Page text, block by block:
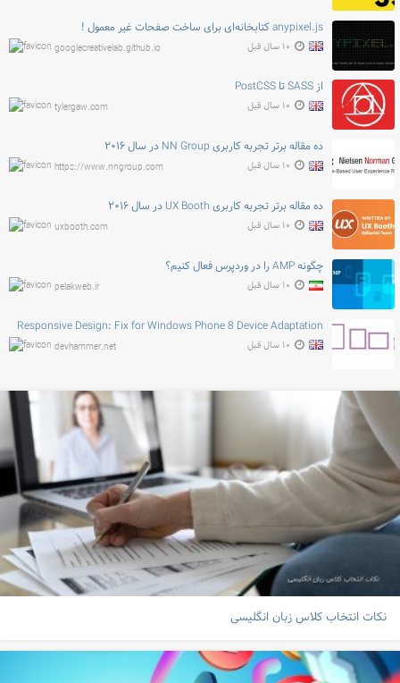
anypixel.js کتابخانه‌ای برای ساخت صفحات غیر معمول !
googlecreativelab.github.io ۱۰ سال قبل
از SASS تا PostCSS
tylergaw.com ۱۰ سال قبل
ده مقاله برتر تجربه کاربری NN Group در سال ۲۰۱۶
https://www.nngroup.com ۱۰ سال قبل
ده مقاله برتر تجربه کاربری UX Booth در سال ۲۰۱۶
uxbooth.com ۱۰ سال قبل
چگونه AMP را در وردپرس فعال کنیم؟
pelakweb.ir ۱۰ سال قبل
Responsive Design: Fix for Windows Phone 8 Device Adaptation
devhammer.net ۱۰ سال قبل
نکات انتخاب کلاس زبان انگلیسی